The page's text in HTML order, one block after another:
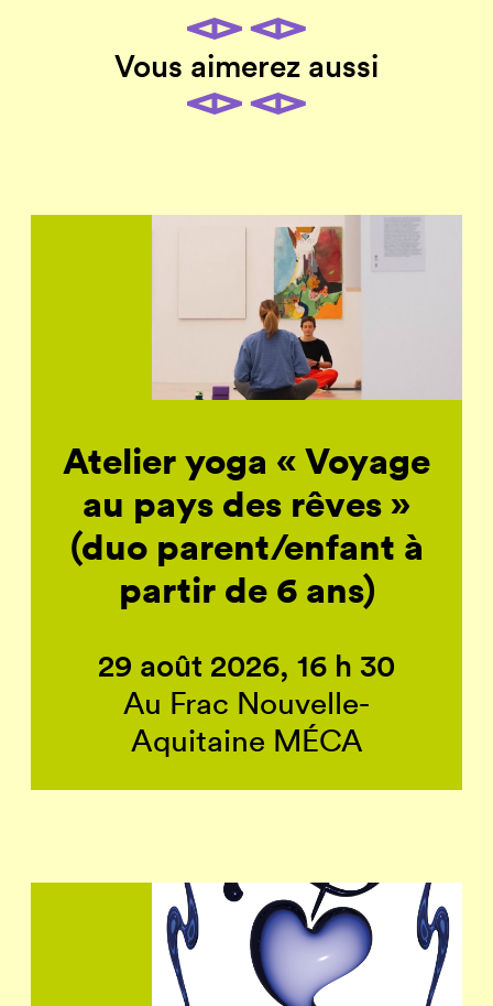
Vous aimerez aussi
Atelier yoga « Voyage
au pays des rêves »
(duo parent/enfant à
partir de 6 ans)
29 août 2026, 16 h 30
Au Frac Nouvelle-
Aquitaine MÉCA